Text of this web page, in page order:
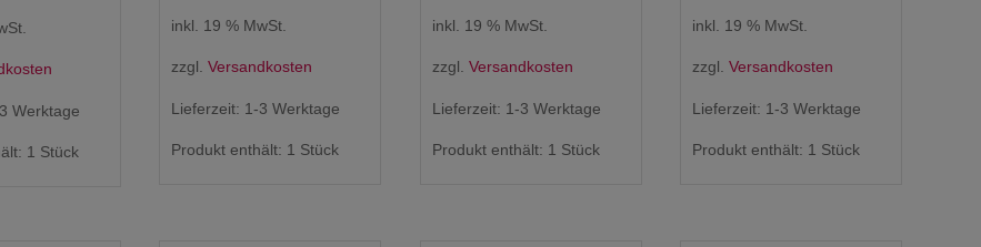
Werktage
1 Stück
inkl. 19 % MwSt.
zzgl.Versandkosten
Lieferzeit: 1-3 Werktage
Produkt enthält: 1 Stück
inkl. 19 % MwSt.
zzgl. Versandkosten
Lieferzeit: 1-3 Werktage
Produkt enthält: 1 Stück
inkl. 19 % MwSt.
zzgl.Versandkosten
Lieferzeit: 1-3 Werktage
Produkt enthält: 1 Stück